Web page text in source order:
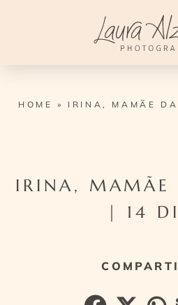
HOME » IRINA, MAMÃE
IRINA, MAMÃE
| 14